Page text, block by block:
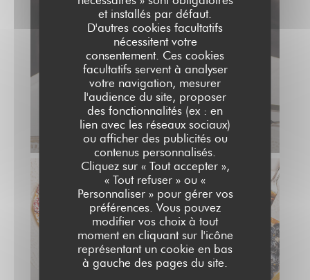
et installés par défaut.
D'autres cookies facultatifs
nécessitent votre
consentement. Ces cookies
facultatifs servent à analyser
votre navigation, mesurer
l'audience du site, proposer
des fonctionnalités (ex : en
lien avec les réseaux sociaux)
ou afficher des publicités ou
contenus personnalisés.
Cliquez sur « Tout accepter »,
« Tout refuser » ou «
Personnaliser » pour gérer vos
préférences. Vous pouvez
modifier vos choix à tout
moment en cliquant sur l'icône
représentant un cookie en bas
à gauche des pages du site.